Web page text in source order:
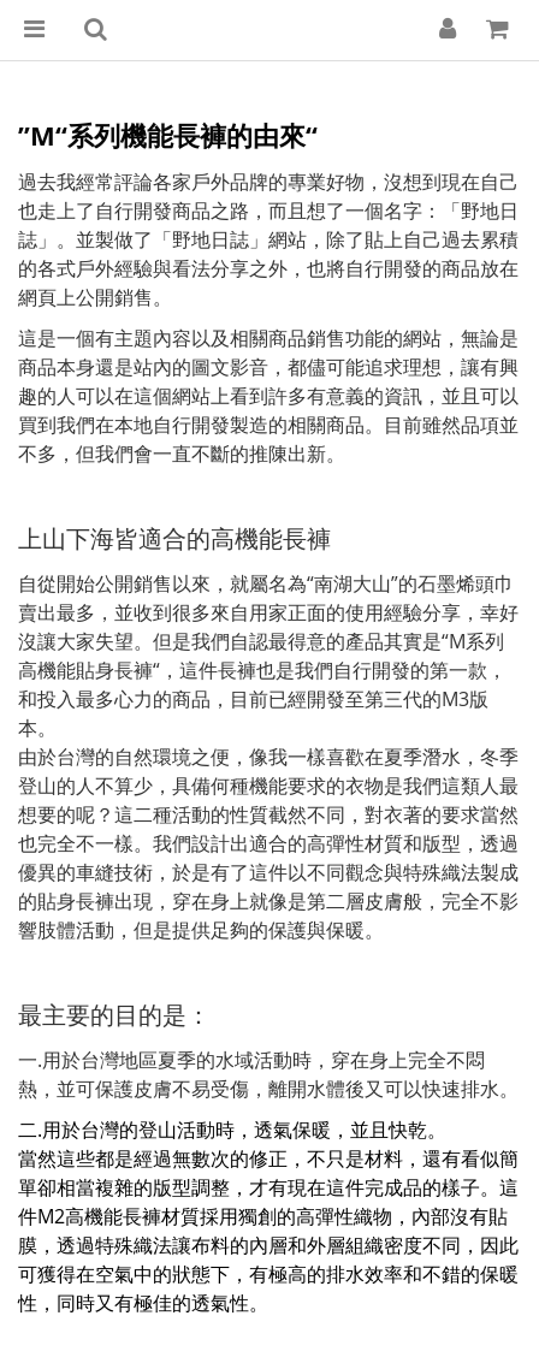
”M“系列機能長褲的由來“
過去我經常評論各家戶外品牌的專業好物，沒想到現在自己
也走上了自行開發商品之路，而且想了一個名字：「野地日
誌」。並製做了「野地日誌」網站，除了貼上自己過去累積
的各式戶外經驗與看法分享之外，也將自行開發的商品放在
網頁上公開銷售。
這是一個有主題內容以及相關商品銷售功能的網站，無論是
商品本身還是站內的圖文影音，都儘可能追求理想，讓有興
趣的人可以在這個網站上看到許多有意義的資訊，並且可以
買到我們在本地自行開發製造的相關商品。目前雖然品項並
不多，但我們會一直不斷的推陳出新。
上山下海皆適合的高機能長褲
自從開始公開銷售以來，就屬名為“南湖大山”的石墨烯頭巾
賣出最多，並收到很多來自用家正面的使用經驗分享，幸好
沒讓大家失望。但是我們自認最得意的產品其實是“M系列
高機能貼身長褲“，這件長褲也是我們自行開發的第一款，
和投入最多心力的商品，目前已經開發至第三代的M3版
本。
由於台灣的自然環境之便，像我一樣喜歡在夏季潛水，冬季
登山的人不算少，具備何種機能要求的衣物是我們這類人最
想要的呢？這二種活動的性質截然不同，對衣著的要求當然
也完全不一樣。我們設計出適合的高彈性材質和版型，透過
優異的車縫技術，於是有了這件以不同觀念與特殊織法製成
的貼身長褲出現，穿在身上就像是第二層皮膚般，完全不影
響肢體活動，但是提供足夠的保護與保暖。
最主要的目的是：
一.用於台灣地區夏季的水域活動時，穿在身上完全不悶
熱，並可保護皮膚不易受傷，離開水體後又可以快速排水。
二.用於台灣的登山活動時，透氣保暖，並且快乾。
當然這些都是經過無數次的修正，不只是材料，還有看似簡
單卻相當複雜的版型調整，才有現在這件完成品的樣子。這
件M2高機能長褲材質採用獨創的高彈性織物，內部沒有貼
膜，透過特殊織法讓布料的內層和外層組織密度不同，因此
可獲得在空氣中的狀態下，有極高的排水效率和不錯的保暖
性，同時又有極佳的透氣性。